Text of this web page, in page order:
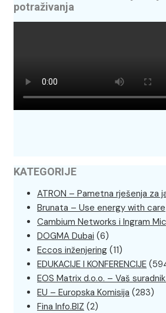
potraživanja
KATEGORIJE
ATRON – Pametna rješenja za
Brunata – Use energy with care
Cambium Networks i Ingram
DOGMA Dubai (6)
Eccos inženjering (11)
EDUKACIJE I KONFERENCIJE
EOS Matrix d.o.o. – Vaš
EU – Europska Komisija (283)
Fina Info.BIZ (2)